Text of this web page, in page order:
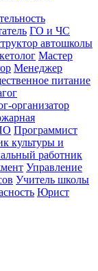
ГО и ЧС
автошколы
Мастер
Менеджер
питание
организатор
Программист
культуры и
работник
Управление
Учитель школы
Юрист